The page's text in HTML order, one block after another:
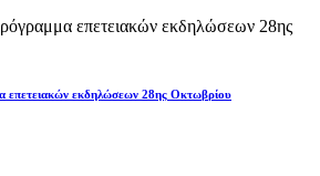
εκδηλώσεων 28ης Οκτωβρίου